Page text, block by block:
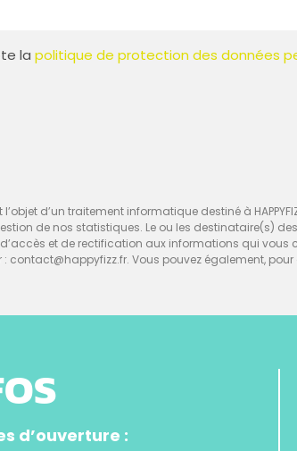
lapolitique de protection des données
d’un traitement informatique destiné à
de nos statistiques. Le ou les destinataire(s)
et de rectification aux informations qui
: contact@happyfizz.fr. Vous pouvez également,
d’ouverture :